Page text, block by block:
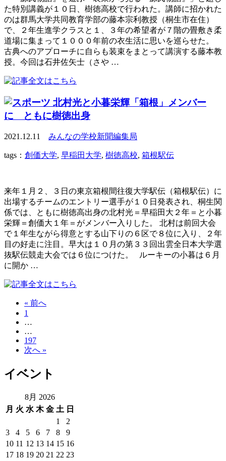
た特別講義が１０日、樹徳高校で行われた。講師に招かれた
のは群馬大学共同教育学部の藤本宗利教授（桐生市在住）
で、２年生進学クラスと１、３年の希望者が７階の畳敷き柔
道場に集まって１０００年前の衣生活に思いを巡らせた。
古典へのアプローチに自らも装束をまとって講演する藤本教
授。今回は石井佐矢士（さや …
北村光と小暮栄輝「箱根」メンバー
に ともに樹徳出身
2021.12.11 みんなの学校新聞編集局
tags： 創価大学, 早稲田大学, 樹徳高校, 箱根駅伝
来年１月２、３日の東京箱根間往復大学駅伝（箱根駅伝）に
出場するチームのエントリー選手が１０日発表され、桐生関
係では、ともに樹徳高出身の北村光＝早稲田大２年＝と小暮
栄輝＝創価大１年＝がメンバー入りした。 北村は前回大会
で１年生ながら得意とする山下りの６区で８位に入り、２年
目の好走に注目。早大は１０月の第３３回出雲全日本大学選
抜駅伝競走大会では６位につけた。 ルーキーの小暮は６月
に開か …
« 前へ
1
…
…
197
次へ »
イベント
8月 2026
月 火 水 木 金 土 日
1
2
3
4 5 6 7 8
9
10 11 12 13 14 15 16
17 18 19 20 21 22 23